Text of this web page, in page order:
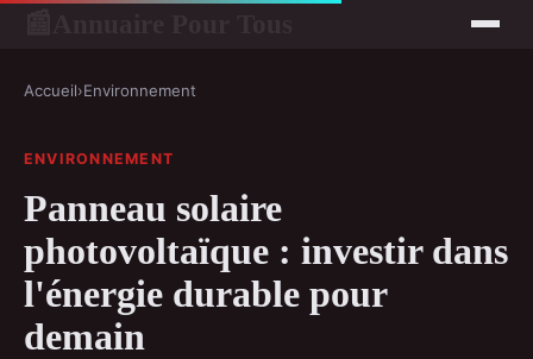
Accueil›Environnement
ENVIRONNEMENT
Panneau solaire
photovoltaïque : investir dans
l'énergie durable pour
demain